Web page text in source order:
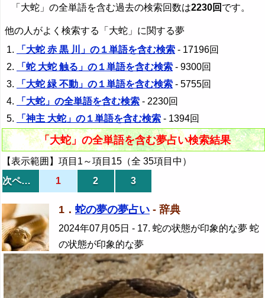
「大蛇」の全単語を含む過去の検索回数は2230回 です。
他の人がよく検索する「大蛇」に関する夢
「大蛇 赤 黒 川」の１単語を含む検索 - 17196回
「蛇 大蛇 触る」の１単語を含む検索 - 9300回
「大蛇 緑 不動」の１単語を含む検索 - 5755回
「大蛇」の全単語を含む検索 - 2230回
「神主 大蛇」の１単語を含む検索 - 1394回
「大蛇」の全単語を含む夢占い検索結果
【表示範囲】項目1～項目15（全 35項目中）
次ページ
1 2 3
1． 蛇の夢の夢占い - 辞典
2024年07月05日 - 17. 蛇の状態が印象的な夢 蛇
の状態が印象的な夢